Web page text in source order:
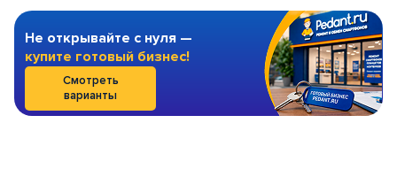
Не открывайте с нуля —
купите готовый бизнес!
Смотреть
варианты